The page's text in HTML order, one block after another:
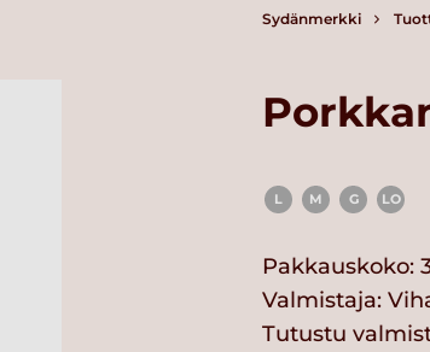
Sydänmerkki
L M G LO
Pakkauskoko:
Valmistaja:
Tutustu